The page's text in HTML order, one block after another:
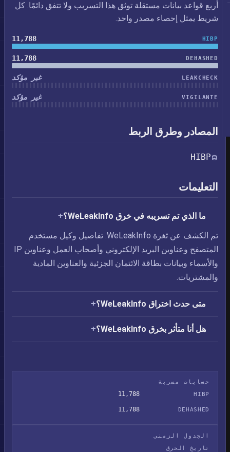
أربع قواعد بيانات مستقلة توثق هذا التسريب ولا تتفق دائمًا. كل
شريط يمثل إحصاء مصدر واحد.
HIBP
11,788
DEHASHED
11,788
LEAKCHECK غير مؤكد
VIGILANTE غير مؤكد
المصادر وطرق الربط
HIBP
التعليمات
ما الذي تم تسريبه في خرق WeLeakInfo؟
تم الكشف عن ثغرة WeLeakInfo: تفاصيل وكيل مستخدم
المتصفح وعناوين البريد الإلكتروني وأصحاب العمل وعناوين IP
والأسماء وبيانات بطاقة الائتمان الجزئية والعناوين المادية
والمشتريات.
متى حدث اختراق WeLeakInfo؟
هل أنا متأثر بخرق WeLeakInfo؟
حسابات مسربة
HIBP
11,788
DEHASHED
11,788
الجدول الزمني
تاريخ الخرق